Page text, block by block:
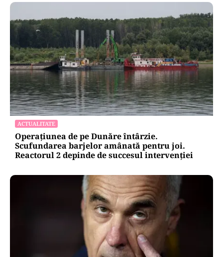
ACTUALITATE
Operațiunea de pe Dunăre întârzie.
Scufundarea barjelor amânată pentru joi.
Reactorul 2 depinde de succesul intervenției